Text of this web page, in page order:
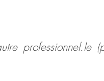
professionnel.le